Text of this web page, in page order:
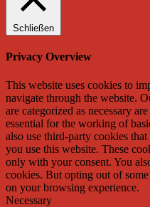
Schließen
Privacy Overview
This website uses cookies to
navigate through the website.
are categorized as necessary
essential for the working of
also use third-party cookies
you use this website. These
only with your consent. You
cookies. But opting out of
on your browsing experience.
Necessary